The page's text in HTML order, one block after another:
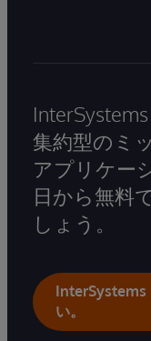
集約型のミ
アプリケー
日から無料
しょう。
InterSystems
い。